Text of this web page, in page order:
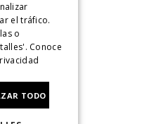
el tráfico.
o
Conoce
TODO